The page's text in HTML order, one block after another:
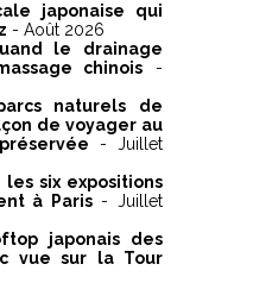
japonaise qui
- Août 2026
le drainage
chinois -
naturels de
de voyager au
- Juillet
six expositions
à Paris- Juillet
japonais des
vue sur la Tour